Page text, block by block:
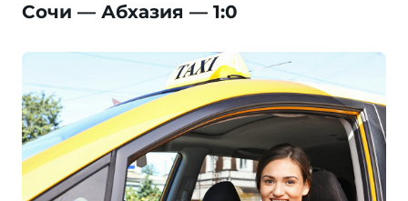
Сочи — Абхазия — 1:0